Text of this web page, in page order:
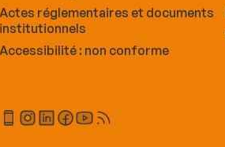
Actes réglementaires et documents
institutionnels
Accessibilité : non conforme